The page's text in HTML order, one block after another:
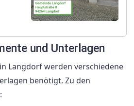
und Unterlagen
Langdorf werden verschiedene
benötigt. Zu den